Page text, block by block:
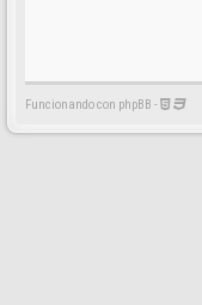
Funcionando con phpBB -